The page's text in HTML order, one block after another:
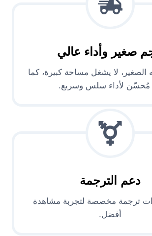
صغير وأداء عالي
لا يشغل مساحة كبيرة، كما
مُحسّن لأداء سلس وسريع.
دعم الترجمة
ترجمة مخصصة لتجربة مشاهدة
أفضل.